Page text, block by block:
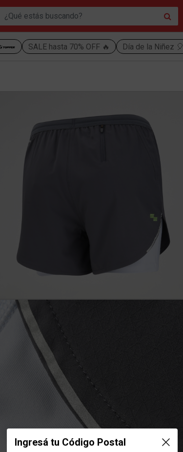
SALE hasta 70% OFF 🔥 Día de la Niñez 🎈
Ingresá tu Código Postal